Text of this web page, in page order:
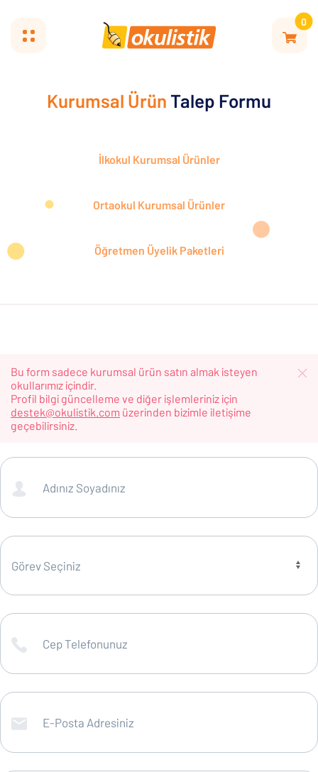
0
Kurumsal ÜrünTalep Formu
İlkokul Kurumsal Ürünler
Ortaokul Kurumsal Ürünler
Öğretmen Üyelik Paketleri
Bu form sadece kurumsal ürün satın almak isteyen
okullarımız içindir.
Profil bilgi güncelleme ve diğer işlemleriniz için
destek@okulistik.com üzerinden bizimle iletişime
geçebilirsiniz.